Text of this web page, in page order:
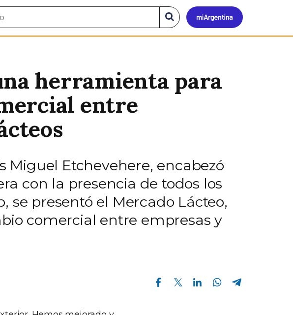
Mi
Buscar
en
el
herramienta para
entre
Miguel Etchevehere, encabezó
con la presencia de todos los
se presentó el Mercado Lácteo,
comercial entre empresas y
Compartir en Facebook Compartir en Twitter Compartir en Linkedin Compartir en Whatsapp